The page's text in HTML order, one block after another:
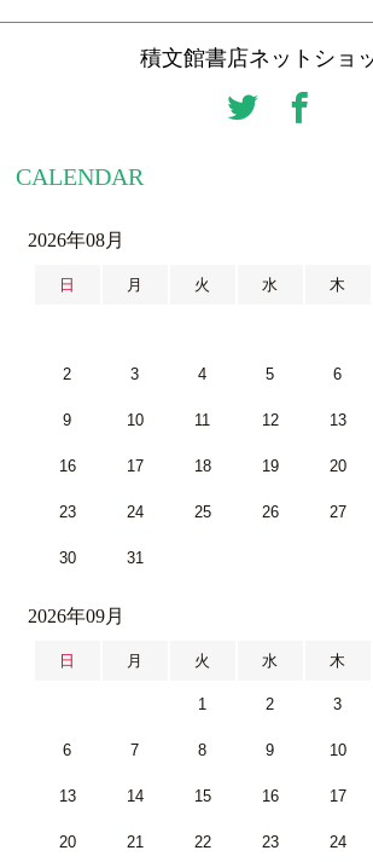
積文館書店ネットショ
CALENDAR
2026年08月
日 月 火 水 木
2 3 4 5 6
9 10 11 12 13
16 17 18 19 20
23 24 25 26 27
30 31
2026年09月
日 月 火 水 木
1 2 3
6 7 8 9 10
13 14 15 16 17
20 21 22 23 24